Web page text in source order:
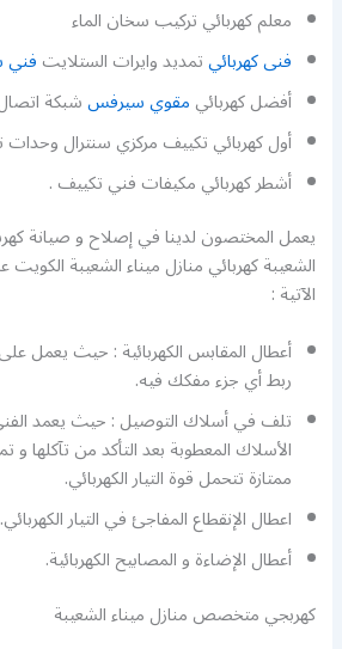
معلم كهربائي تركيب سخان الماء
فنى كهربائيتمديد وايرات الستلايتفني
أفضل كهربائيمقوي سيرفسشبكة
أول كهربائي تكييف مركزي سنترال
أشطر كهربائي مكيفات فني تكييف .
يعمل المختصون لدينا في إصلاح و صيانة
الشعيبة كهربائي منازل ميناء الشعيبة
الآتية :
أعطال المقابس الكهربائية : حيث يعمل
ربط أي جزء مفكك فيه.
تلف في أسلاك التوصيل : حيث يعمد الفني
الأسلاك المعطوبة بعد التأكد من تآكلها
ممتازة تتحمل قوة التيار الكهربائي.
اعطال الإنقطاع المفاجئ في التيار الكهربائي.
أعطال الإضاءة و المصابيح الكهربائية.
كهربجي متخصص منازل ميناء الشعيبة